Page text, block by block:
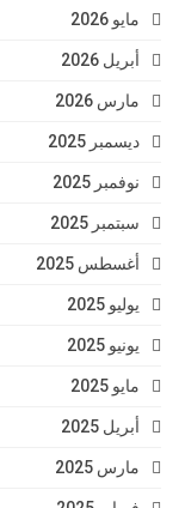
مايو 2026
أبريل 2026
مارس 2026
ديسمبر 2025
نوفمبر 2025
سبتمبر 2025
أغسطس 2025
يوليو 2025
يونيو 2025
مايو 2025
أبريل 2025
مارس 2025